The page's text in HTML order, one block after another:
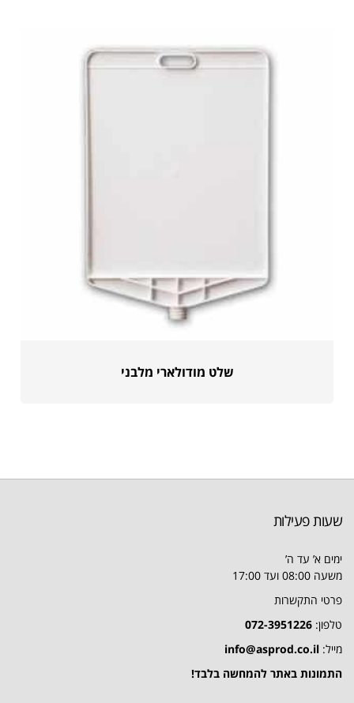
שלט מודולארי מלבני
שעות פעילות
ימים א’ עד ה’
משעה 08:00 ועד 17:00
פרטי התקשרות
טלפון: 072-3951226
מייל: info@asprod.co.il
התמונות באתר להמחשה בלבד!